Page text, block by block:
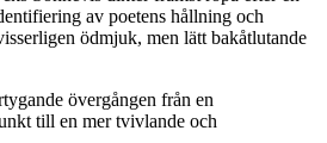
av poetens hållning och
ödmjuk, men lätt bakåtlutande
övergången från en
till en mer tvivlande och